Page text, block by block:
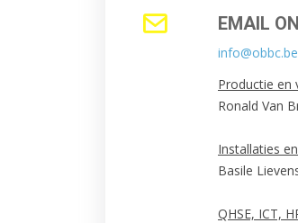
EMAIL
info@obbc.be
Productie en
Ronald Van
Installaties
Basile
QHSE, ICT,